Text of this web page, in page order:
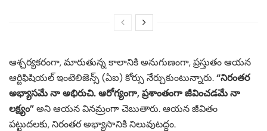
ఆశ్చర్యకరంగా, మారుతున్న కాలానికి అనుగుణంగా, ప్రస్తుతం ఆయన
ఆర్టిఫిషియల్ ఇంటెలిజెన్స్ (ఏఐ) కోర్సు నేర్చుకుంటున్నారు.“నిరంతర
అభ్యాసమే నా అభిరుచి. ఆరోగ్యంగా, ప్రశాంతంగా జీవించడమే నా
లక్ష్యం”అని ఆయన వినమ్రంగా చెబుతారు. ఆయన జీవితం
పట్టుదలకు, నిరంతర అభ్యాసానికి నిలువుటద్దం.